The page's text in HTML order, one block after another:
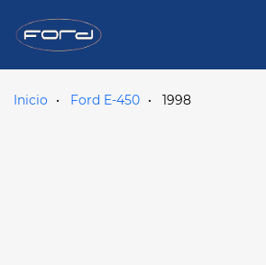
Inicio Ford E-450 1998